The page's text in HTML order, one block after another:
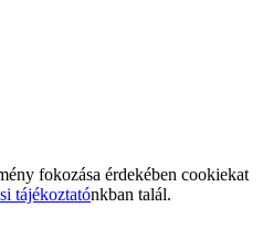
fokozása érdekében cookiekat
tájékoztatónkban talál.